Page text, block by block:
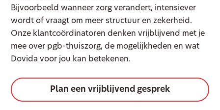
Bijvoorbeeld wanneer zorg verandert, intensiever
wordt of vraagt om meer structuur en zekerheid.
Onze klantcoördinatoren denken vrijblijvend met je
mee over pgb-thuiszorg, de mogelijkheden en wat
Dovida voor jou kan betekenen.
Plan een vrijblijvend gesprek